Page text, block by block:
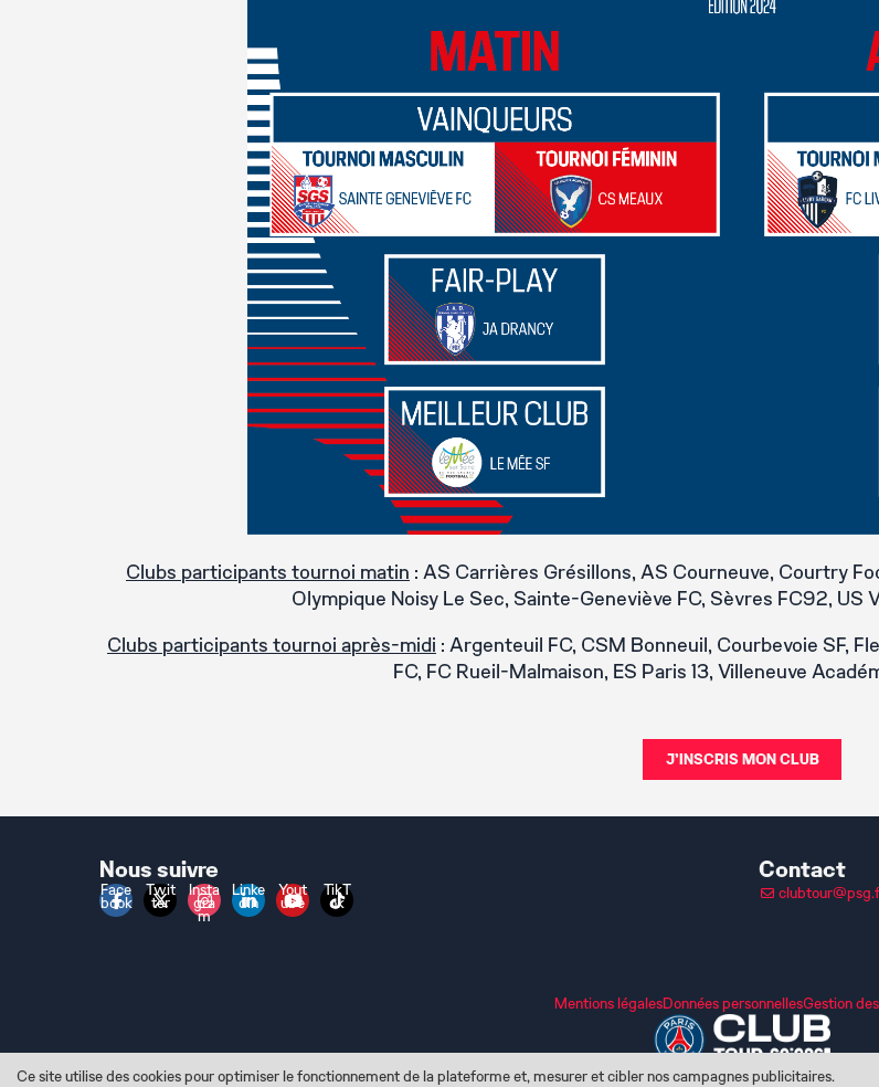
Clubs participants tournoi matin : AS Carrières Grésillons, AS Courneuve, Courtry
Olympique Noisy Le Sec, Sainte-Geneviève FC, Sèvres FC92, US
Clubs participants tournoi après-midi : Argenteuil FC, CSM Bonneuil, Courbevoie SF,
FC, FC Rueil-Malmaison, ES Paris 13, Villeneuve
J'INSCRIS MON CLUB
Nous suivre
Face
book
Twit
ter
Insta
gra
m
Linke
din
Yout
ube
TikT
ok
Contact
Mentions légalesDonnées personnellesGestion
Manage your GDPR options
Ce site utilise des cookies pour optimiser le fonctionnement de la plateforme et, mesurer et cibler nos campagnes publicitaires.